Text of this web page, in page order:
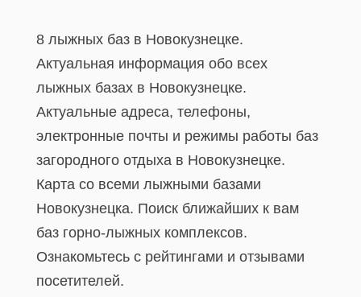
8 лыжных баз в Новокузнецке.
Актуальная информация обо всех
лыжных базах в Новокузнецке.
Актуальные адреса, телефоны,
электронные почты и режимы работы баз
загородного отдыха в Новокузнецке.
Карта со всеми лыжными базами
Новокузнецка. Поиск ближайших к вам
баз горно-лыжных комплексов.
Ознакомьтесь с рейтингами и отзывами
посетителей.